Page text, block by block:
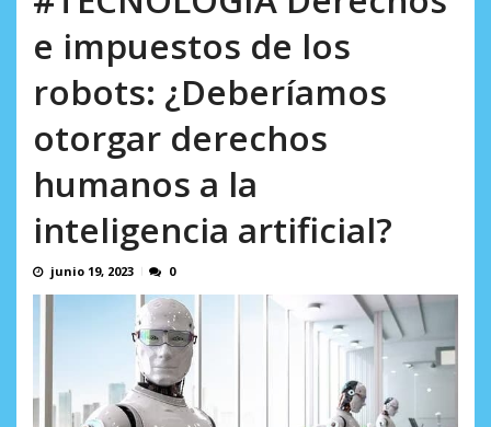
e impuestos de los
robots: ¿Deberíamos
otorgar derechos
humanos a la
inteligencia artificial?
junio 19, 2023 0